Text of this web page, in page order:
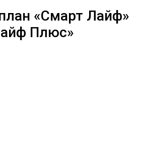
«Смарт Лайф»
Плюс»